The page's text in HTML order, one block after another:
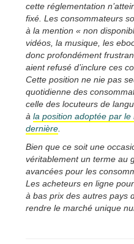
cette réglementation
fixé. Les consommateurs
à la mention « non
vidéos, la musique, les
donc profondément
aient refusé d’inclure ces
Cette position ne nie pas
quotidienne des
celle des locuteurs de
à la position adoptée par le
dernière
Bien que ce soit une
véritablement un terme au
avancées pour les
Les acheteurs en ligne
à bas prix des autres pays
rendre le marché unique